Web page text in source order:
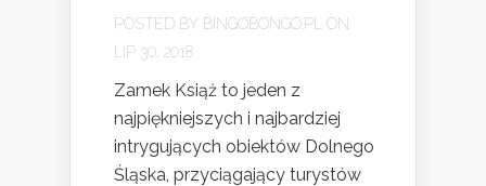
POSTED BY BINGOBONGO.PL
ON
LIP 30, 2018
Zamek Książ to jeden z
najpiękniejszych i najbardziej
intrygujących obiektów Dolnego
Śląska, przyciągający turystów